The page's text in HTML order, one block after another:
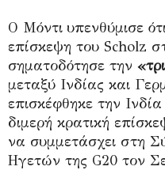
Ο Μόντι υπενθύμισε
επίσκεψη του Scholz
σηματοδότησε την
μεταξύ Ινδίας και
επισκέφθηκε την
διμερή κρατική
να συμμετάσχει στη
Ηγετών της G20 τον